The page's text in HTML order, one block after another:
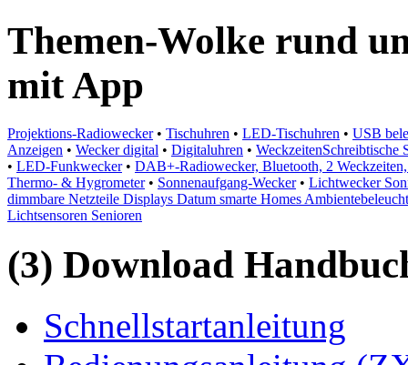
Themen-Wolke rund
mit App
Projektions-Radiowecker• Tischuhren • LED-Tischuhren • USB
Anzeigen • Wecker digital • Digitaluhren • WeckzeitenSchreibtische
• LED-Funkwecker• DAB+-Radiowecker, Bluetooth, 2
Thermo- & Hygrometer• Sonnenaufgang-Wecker• Lichtwecker
dimmbare Netzteile Displays Datum smarte Homes
Lichtsensoren Senioren
(3) Download
Schnellstartanleitung